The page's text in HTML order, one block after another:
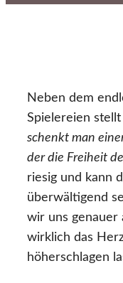
Neben dem
Spielereien
schenkt man
der die Freiheit
riesig und kann
überwältigend
wir uns genauer
wirklich das
höherschlagen